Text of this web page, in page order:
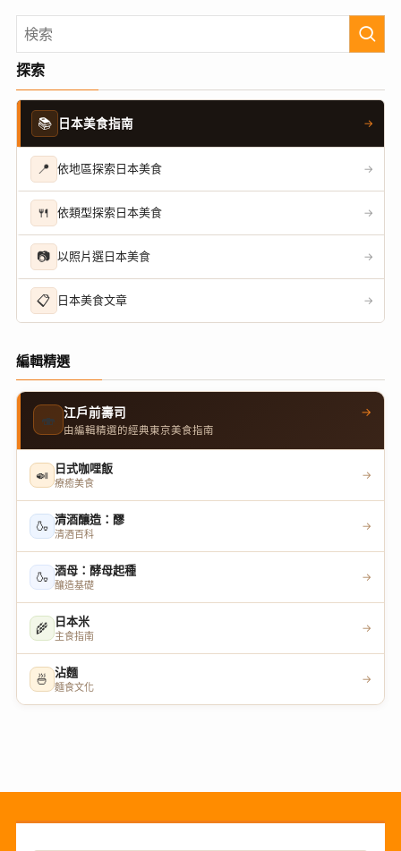
探索
📚 日本美食指南 →
📍 依地區探索日本美食 →
🍴 依類型探索日本美食 →
📷 以照片選日本美食 →
📋 日本美食文章 →
編輯精選
🍣 江戶前壽司
由編輯精選的經典東京美食指南
→
🍛 日式咖哩飯
療癒美食
→
🍶 清酒釀造：醪
清酒百科
→
🍶 酒母：酵母起種
釀造基礎
→
🌾 日本米
主食指南
→
🍜 沾麵
麵食文化
→